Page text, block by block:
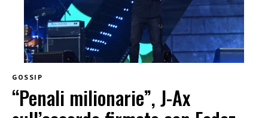
GOSSIP
“Penali milionarie”, J-Ax